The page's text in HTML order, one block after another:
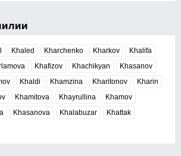
Khaled Kharchenko Kharkov
Khalifa
Khafizov Khachikyan
Khasanov
Khaldi Khamzina Kharitonov
Kharin
Khamitova Khayrullina
Khamov
Khasanova Khalabuzar
Khattak